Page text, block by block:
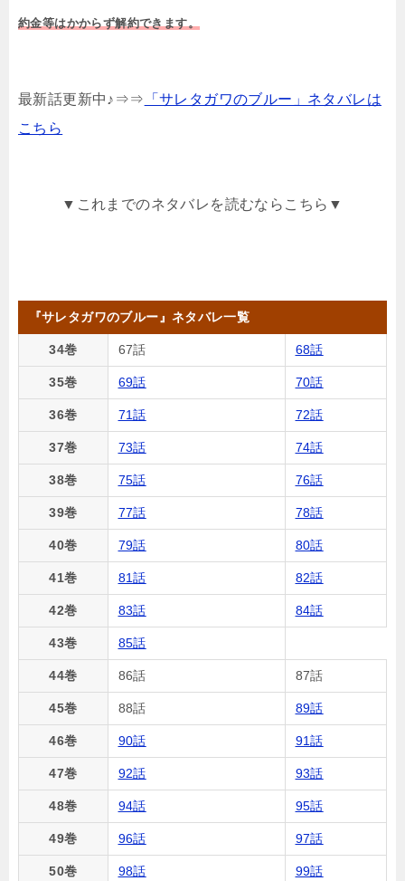
約金等はかからず解約できます。
最新話更新中♪⇒⇒ 「サレタガワのブルー」ネタバレは
こちら
▼これまでのネタバレを読むならこちら▼
『サレタガワのブルー』ネタバレ一覧
34巻 67話 68話
35巻 69話 70話
36巻 71話 72話
37巻 73話 74話
38巻 75話 76話
39巻 77話 78話
40巻 79話 80話
41巻 81話 82話
42巻 83話 84話
43巻 85話
44巻 86話 87話
45巻 88話 89話
46巻 90話 91話
47巻 92話 93話
48巻 94話 95話
49巻 96話 97話
50巻 98話 99話